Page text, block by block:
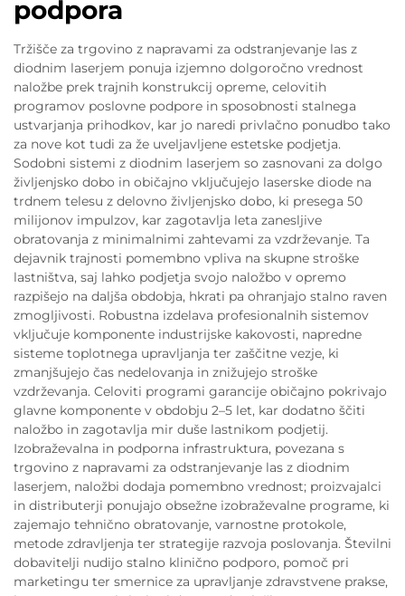
podpora
Tržišče za trgovino z napravami za odstranjevanje las z
diodnim laserjem ponuja izjemno dolgoročno vrednost
naložbe prek trajnih konstrukcij opreme, celovitih
programov poslovne podpore in sposobnosti stalnega
ustvarjanja prihodkov, kar jo naredi privlačno ponudbo tako
za nove kot tudi za že uveljavljene estetske podjetja.
Sodobni sistemi z diodnim laserjem so zasnovani za dolgo
življenjsko dobo in običajno vključujejo laserske diode na
trdnem telesu z delovno življenjsko dobo, ki presega 50
milijonov impulzov, kar zagotavlja leta zanesljive
obratovanja z minimalnimi zahtevami za vzdrževanje. Ta
dejavnik trajnosti pomembno vpliva na skupne stroške
lastništva, saj lahko podjetja svojo naložbo v opremo
razpišejo na daljša obdobja, hkrati pa ohranjajo stalno raven
zmogljivosti. Robustna izdelava profesionalnih sistemov
vključuje komponente industrijske kakovosti, napredne
sisteme toplotnega upravljanja ter zaščitne vezje, ki
zmanjšujejo čas nedelovanja in znižujejo stroške
vzdrževanja. Celoviti programi garancije običajno pokrivajo
glavne komponente v obdobju 2–5 let, kar dodatno ščiti
naložbo in zagotavlja mir duše lastnikom podjetij.
Izobraževalna in podporna infrastruktura, povezana s
trgovino z napravami za odstranjevanje las z diodnim
laserjem, naložbi dodaja pomembno vrednost; proizvajalci
in distributerji ponujajo obsežne izobraževalne programe, ki
zajemajo tehnično obratovanje, varnostne protokole,
metode zdravljenja ter strategije razvoja poslovanja. Številni
dobavitelji nudijo stalno klinično podporo, pomoč pri
marketingu ter smernice za upravljanje zdravstvene prakse,